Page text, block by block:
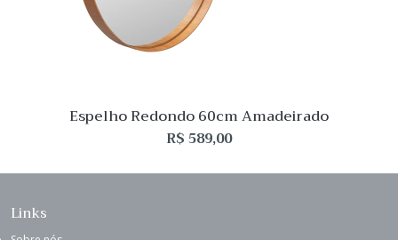
Espelho Redondo 60cm Amadeirado
R$ 589,00
Links